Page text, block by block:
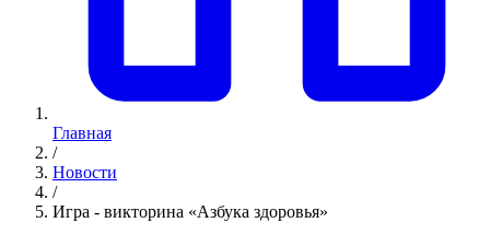
Главная
/
Новости
/
Игра - викторина «Азбука здоровья»